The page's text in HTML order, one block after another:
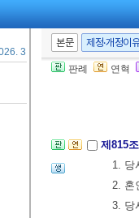
3. 17., 일부개정]
본문 제정·개정이
판례 연혁
제814
②제1
제815
1. 당
2. 혼
3. 당